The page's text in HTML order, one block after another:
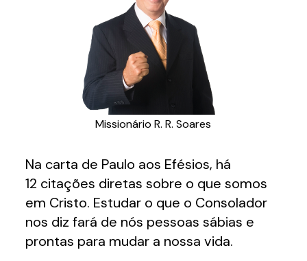
Missionário R. R. Soares
Na carta de Paulo aos Efésios, há
12 citações diretas sobre o que somos
em Cristo. Estudar o que o Consolador
nos diz fará de nós pessoas sábias e
prontas para mudar a nossa vida.